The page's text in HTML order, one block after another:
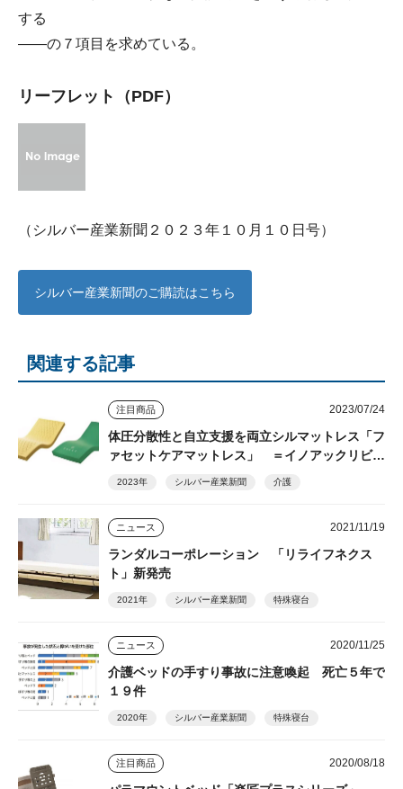
する
――の７項目を求めている。
リーフレット（PDF）
（シルバー産業新聞２０２３年１０月１０日号）
シルバー産業新聞のご購読はこちら
関連する記事
注目商品 2023/07/24
体圧分散性と自立支援を両立シルマットレス「フ
ァセットケアマットレス」 ＝イノアックリビン
2023年 シルバー産業新聞 介護
ニュース 2021/11/19
ランダルコーポレーション 「リライフネクス
ト」新発売
2021年 シルバー産業新聞 特殊寝台
ニュース 2020/11/25
介護ベッドの手すり事故に注意喚起 死亡５年で
１９件
2020年 シルバー産業新聞 特殊寝台
注目商品 2020/08/18